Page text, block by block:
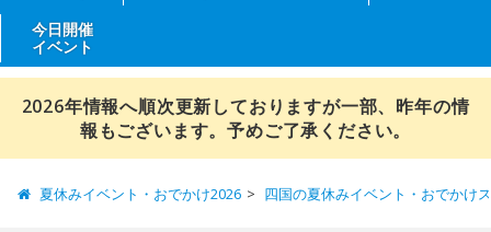
今日開催
イベント
2026年情報へ順次更新しておりますが一部、昨年の情
報もございます。予めご了承ください。
夏休みイベント・おでかけ2026 四国の夏休みイベント・おでかけ